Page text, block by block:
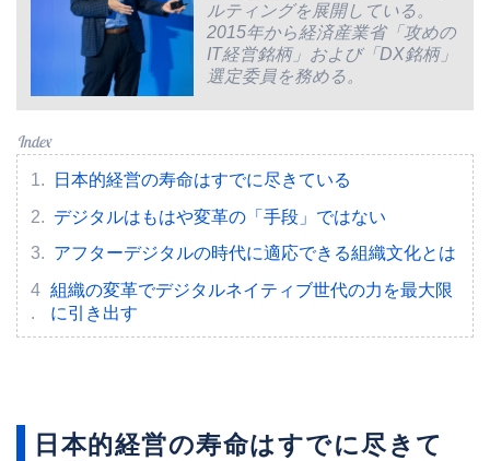
ルティングを展開している。
2015年から経済産業省「攻めの
IT経営銘柄」および「DX銘柄」
選定委員を務める。
日本的経営の寿命はすでに尽きている
デジタルはもはや変革の「手段」ではない
アフターデジタルの時代に適応できる組織文化とは
組織の変革でデジタルネイティブ世代の力を最大限
に引き出す
日本的経営の寿命はすでに尽きて